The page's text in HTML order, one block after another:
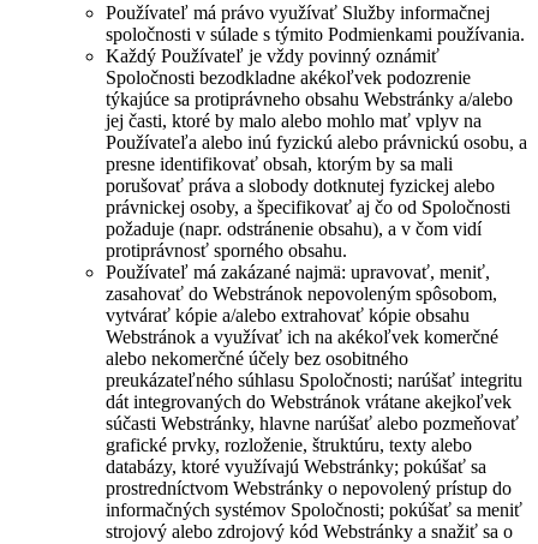
Používateľ má právo využívať Služby informačnej
spoločnosti v súlade s týmito Podmienkami používania.
Každý Používateľ je vždy povinný oznámiť
Spoločnosti bezodkladne akékoľvek podozrenie
týkajúce sa protiprávneho obsahu Webstránky a/alebo
jej časti, ktoré by malo alebo mohlo mať vplyv na
Používateľa alebo inú fyzickú alebo právnickú osobu, a
presne identifikovať obsah, ktorým by sa mali
porušovať práva a slobody dotknutej fyzickej alebo
právnickej osoby, a špecifikovať aj čo od Spoločnosti
požaduje (napr. odstránenie obsahu), a v čom vidí
protiprávnosť sporného obsahu.
Používateľ má zakázané najmä: upravovať, meniť,
zasahovať do Webstránok nepovoleným spôsobom,
vytvárať kópie a/alebo extrahovať kópie obsahu
Webstránok a využívať ich na akékoľvek komerčné
alebo nekomerčné účely bez osobitného
preukázateľného súhlasu Spoločnosti; narúšať integritu
dát integrovaných do Webstránok vrátane akejkoľvek
súčasti Webstránky, hlavne narúšať alebo pozmeňovať
grafické prvky, rozloženie, štruktúru, texty alebo
databázy, ktoré využívajú Webstránky; pokúšať sa
prostredníctvom Webstránky o nepovolený prístup do
informačných systémov Spoločnosti; pokúšať sa meniť
strojový alebo zdrojový kód Webstránky a snažiť sa o